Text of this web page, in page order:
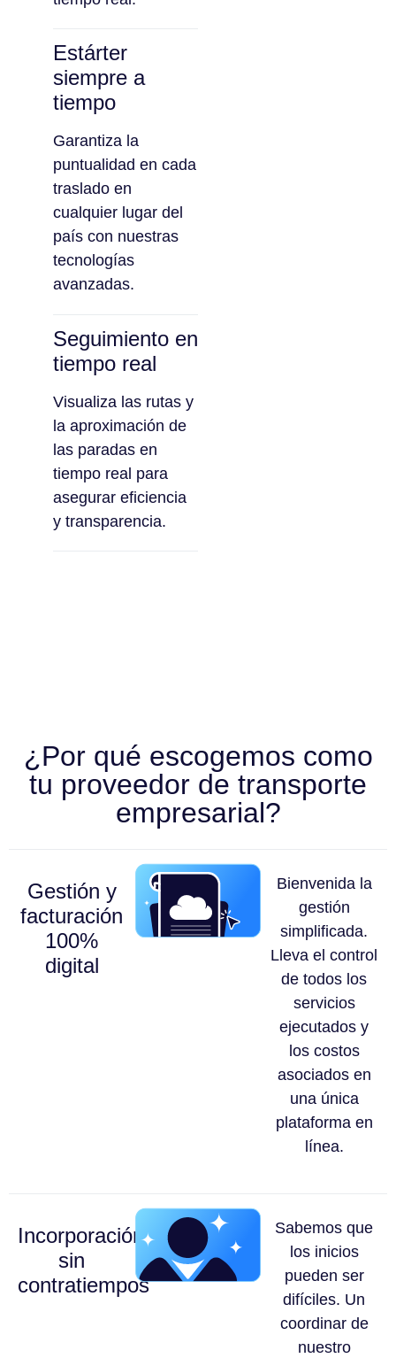
Estárter
siempre a
tiempo
Garantiza la
puntualidad en cada
traslado en
cualquier lugar del
país con nuestras
tecnologías
avanzadas.
Seguimiento en
tiempo real
Visualiza las rutas y
la aproximación de
las paradas en
tiempo real para
asegurar eficiencia
y transparencia.
¿Por qué escogemos como
tu proveedor de transporte
empresarial?
Gestión y
facturación
100%
digital
Bienvenida la
gestión
simplificada.
Lleva el control
de todos los
servicios
ejecutados y
los costos
asociados en
una única
plataforma en
línea.
Incorporación
sin
contratiempos
Sabemos que
los inicios
pueden ser
difíciles. Un
coordinar de
nuestro